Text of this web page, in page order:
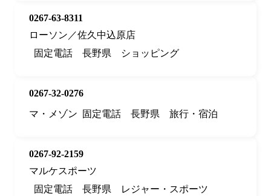
0267-63-8311
ローソン／佐久中込原店
固定電話
長野県 ショッピング
0267-32-0276
マ・メゾン
固定電話 長野県 旅行・宿泊
0267-92-2159
マルケスポーツ
固定電話
長野県 レジャー・スポーツ